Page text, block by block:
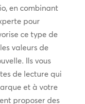
en combinant
pour
ce type de
valeurs de
Ils vous
de lecture qui
et à votre
proposer des